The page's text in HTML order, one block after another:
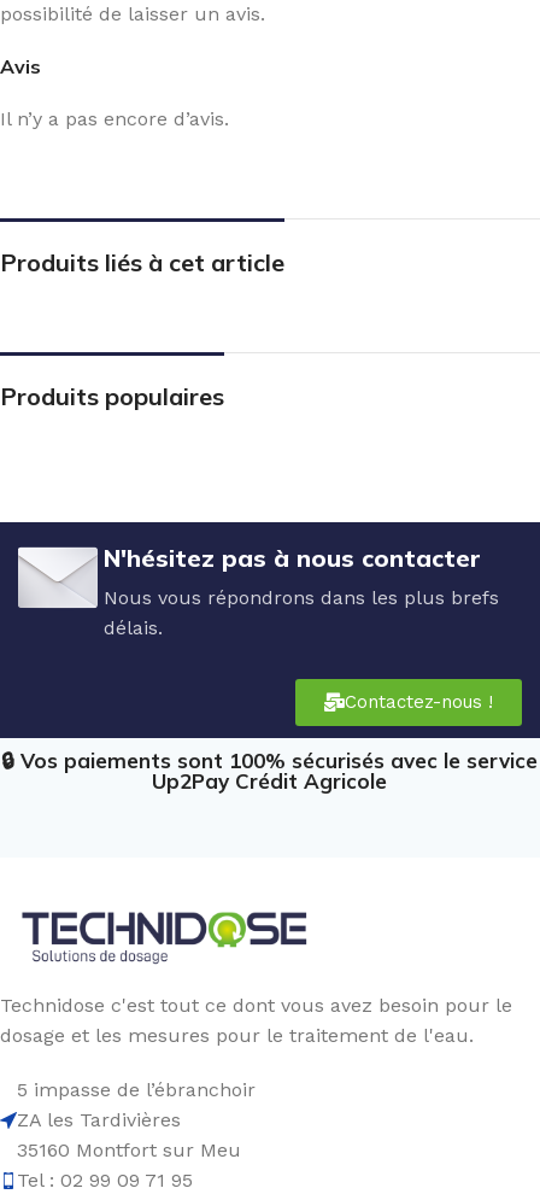
Avis
Il n’y a pas encore d’avis.
possibilité de laisser un avis.
Produits liés à cet article
Produits populaires
N'hésitez pas à nous contacter
Nous vous répondrons dans les plus brefs
délais.
Contactez-nous !
🔒 Vos paiements sont 100% sécurisés avec le service
Up2Pay Crédit Agricole
Technidose c'est tout ce dont vous avez besoin pour le
dosage et les mesures pour le traitement de l'eau.
5 impasse de l’ébranchoir
ZA les Tardivières
35160 Montfort sur Meu
Tel : 02 99 09 71 95